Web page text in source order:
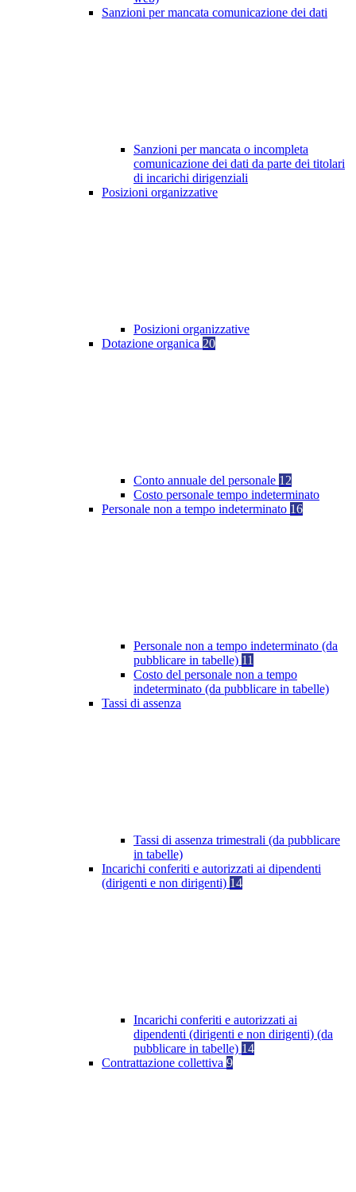
Sanzioni per mancata comunicazione dei dati
Sanzioni per mancata o incompleta
comunicazione dei dati da parte dei titolari
di incarichi dirigenziali
Posizioni organizzative
Posizioni organizzative
Dotazione organica 20
Conto annuale del personale 12
Costo personale tempo indeterminato
Personale non a tempo indeterminato 16
Personale non a tempo indeterminato (da
pubblicare in tabelle) 11
Costo del personale non a tempo
indeterminato (da pubblicare in tabelle)
Tassi di assenza
Tassi di assenza trimestrali (da pubblicare
in tabelle)
Incarichi conferiti e autorizzati ai dipendenti
(dirigenti e non dirigenti) 14
Incarichi conferiti e autorizzati ai
dipendenti (dirigenti e non dirigenti) (da
pubblicare in tabelle) 14
Contrattazione collettiva 9